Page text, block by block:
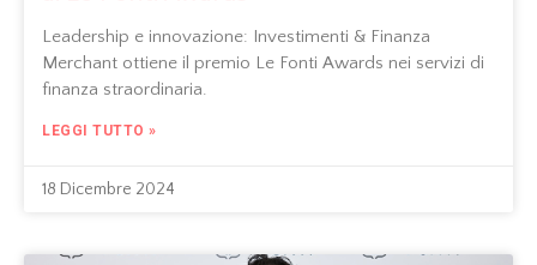
Leadership e innovazione: Investimenti & Finanza
Merchant ottiene il premio Le Fonti Awards nei servizi di
finanza straordinaria.
LEGGI TUTTO »
18 Dicembre 2024